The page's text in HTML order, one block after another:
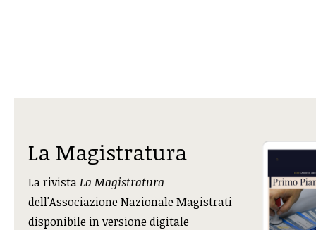
La Magistratura
La rivistaLa Magistratura
dell'Associazione Nazionale Magistrati
disponibile in versione digitale